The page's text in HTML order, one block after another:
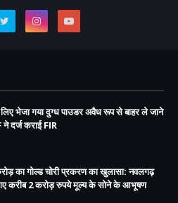
भेजा गया दुग्ध पाउडर अवैध रूप से बाहर ले जाने
दर्ज कराई FIR
का गोल्ड चोरी प्रकरण का खुलासा: नवलगढ़
करीब 2 करोड़ रुपये मूल्य के सोने के आभूषण